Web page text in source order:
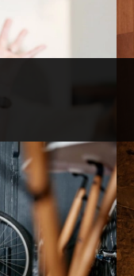
zurück